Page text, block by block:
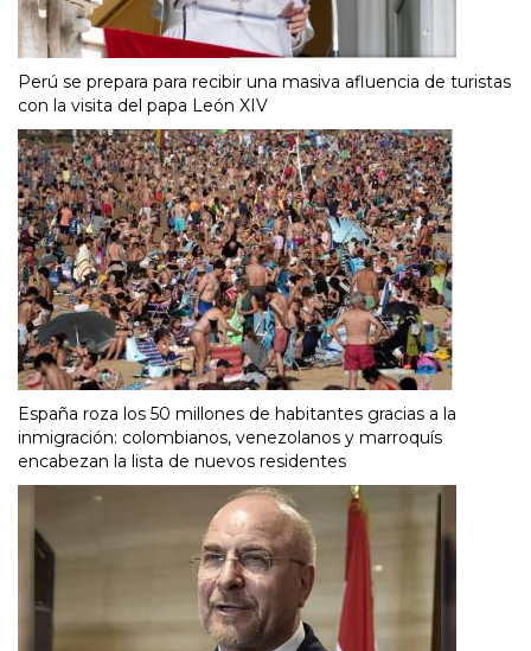
Perú se prepara para recibir una masiva afluencia de turistas
con la visita del papa León XIV
España roza los 50 millones de habitantes gracias a la
inmigración: colombianos, venezolanos y marroquís
encabezan la lista de nuevos residentes